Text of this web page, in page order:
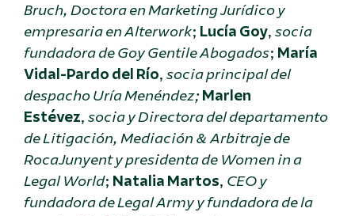
Bruch, Doctora en Marketing Jurídico y
empresaria en Alterwork; Lucía Goy, socia
fundadora de Goy Gentile Abogados; María
Vidal-Pardo del Río, socia principal del
despacho Uría Menéndez;Marlen
Estévez, socia y Directora del departamento
de Litigación, Mediación & Arbitraje de
RocaJunyent y presidenta de Women in a
Legal World; Natalia Martos, CEO y
fundadora de Legal Army y fundadora de la